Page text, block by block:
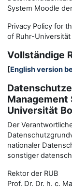
System Moodle
Privacy Policy for
of Ruhr-Universität
Vollständige
[English version
Management
Universität
Der
nationaler
sonstiger
Rektor der RUB
Prof. Dr. Dr. h. c.